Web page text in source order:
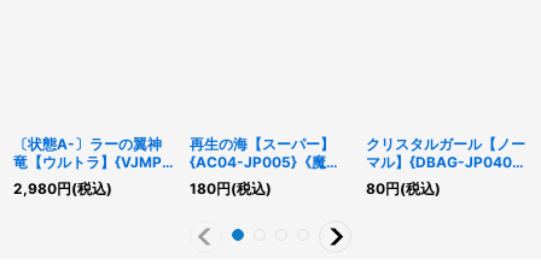
〔状態A-〕ラーの翼神
竜【ウルトラ】{VJMP-
JP046}《モンスター》
2,980円(税込)
再生の海【スーパー】
{AC04-JP005}《魔
法》
180円(税込)
クリスタルガール【ノー
マル】{DBAG-JP040}
《モンスター》
80円(税込)